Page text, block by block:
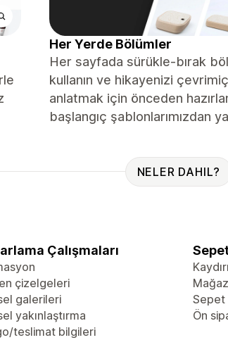
Her Yerde Bölümler
Her sayfada sürükle-bırak
kullanın ve hikayenizi
anlatmak için önceden
başlangıç ​​şablonlarımızdan
NELER DAHIL?
Çalışmaları
çizelgeleri
galerileri
yakınlaştırma
teslimat bilgileri
Sepet
Ön